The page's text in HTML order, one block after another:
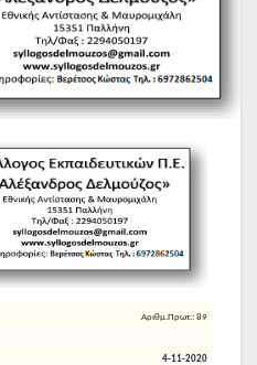
Αριθμ.Πρωτ.: 89
4-11-2020